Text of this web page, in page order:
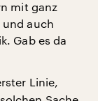
mit ganz
auch
Gab es da
Linie,